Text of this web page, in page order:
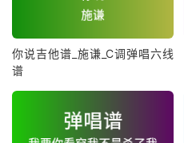
你说吉他谱_施谦_C调弹唱六线
谱